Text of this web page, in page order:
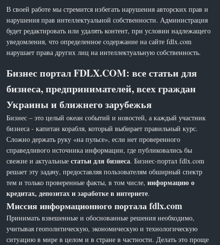
В своей работе мы стремится избегать нарушения авторских прав и
нарушения прав интеллектуальной собственности. Администрация
будет редактировать или удалять контент, при условии надлежащего
уведомления, что определенное содержание на сайте fdlx.com
нарушает права других лиц на интеллектуальную собственность.
Бизнес портал FDLX.COM: все статьи для
бизнеса, предпринимателей, всех граждан
Украины и ближнего зарубежья
Бизнес – это целый океан событий и новостей, а каждый участник
бизнеса - капитан корабля, который выбирает правильный курс.
Сложно держать руку «на пульсе», если нет проверенного
справедливого источника информации, где публиковались бы
свежие и актуальныестатьи для бизнеса. Бизнес-портал fdlx.com
решает эту задачу, предоставляя пользователям обширный спектр
тем и только проверенные факты, в том числе,информацию о
кредитах, депозитах и заработке в интернете.
Миссия информационного портала fdlx.com
Принимать взвешенные и обоснованные решения необходимо,
учитывая геополитическую, экономическую и технологическую
ситуацию в мире в целом и в стране в частности. Делать это проще